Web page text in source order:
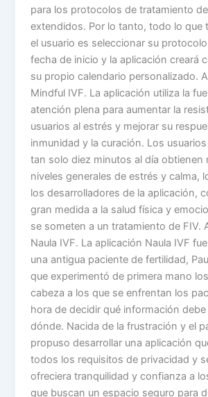
para los protocolos de tratamiento
extendidos. Por lo tanto, todo lo que
el usuario es seleccionar su
fecha de inicio y la aplicación creará
su propio calendario personalizado.
Mindful IVF. La aplicación utiliza la
atención plena para aumentar la
usuarios al estrés y mejorar su
inmunidad y la curación. Los
tan solo diez minutos al día obtienen
niveles generales de estrés y calma,
los desarrolladores de la aplicación,
gran medida a la salud física y
se someten a un tratamiento de FIV.
Naula IVF. La aplicación Naula IVF
una antigua paciente de fertilidad,
que experimentó de primera mano
cabeza a los que se enfrentan los
hora de decidir qué información
dónde. Nacida de la frustración y el
propuso desarrollar una aplicación
todos los requisitos de privacidad y
ofreciera tranquilidad y confianza a
que buscan un espacio seguro para